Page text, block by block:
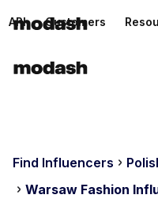
API Customers
Find Influencers
Warsaw Fashion